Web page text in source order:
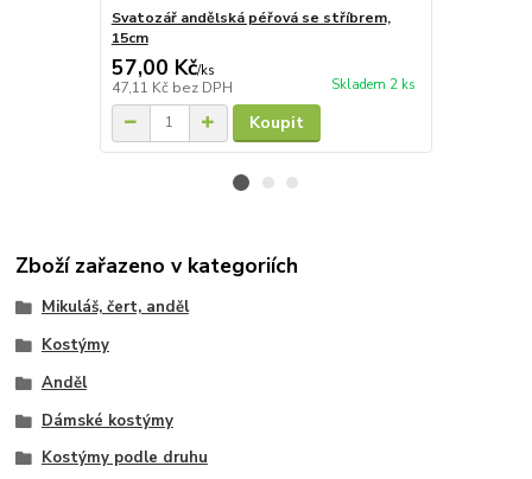
Svatozář andělská péřová se stříbrem,
15cm
57,00 Kč/ks
47,11 Kč bez DPH Skladem 2 ks
Koupit
Zboží zařazeno v kategoriích
Mikuláš, čert, anděl
Kostýmy
Anděl
Dámské kostýmy
Kostýmy podle druhu